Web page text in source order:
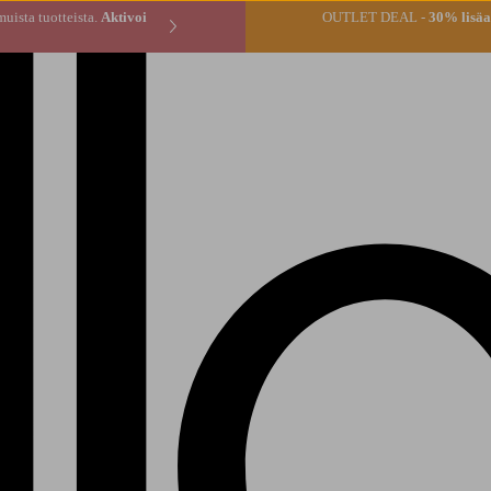
tilauksen muista tuotteista. Aktivoi
OUTLET DEAL - 30%